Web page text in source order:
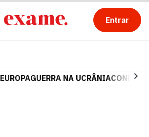
Entrar
EUROPAGUERRA NA UCRÂNIA